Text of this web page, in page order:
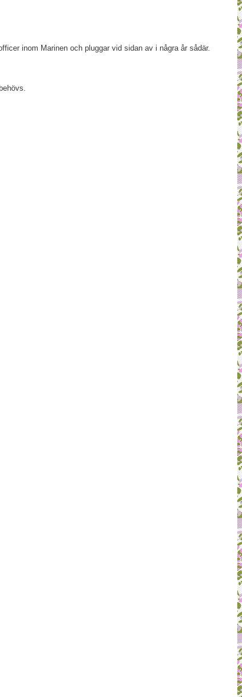
inom Marinen och pluggar vid sidan av i några år sådär.